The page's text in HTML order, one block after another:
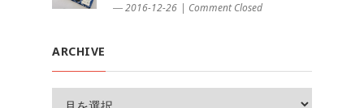
― 2016-12-26 | Comment Closed
ARCHIVE